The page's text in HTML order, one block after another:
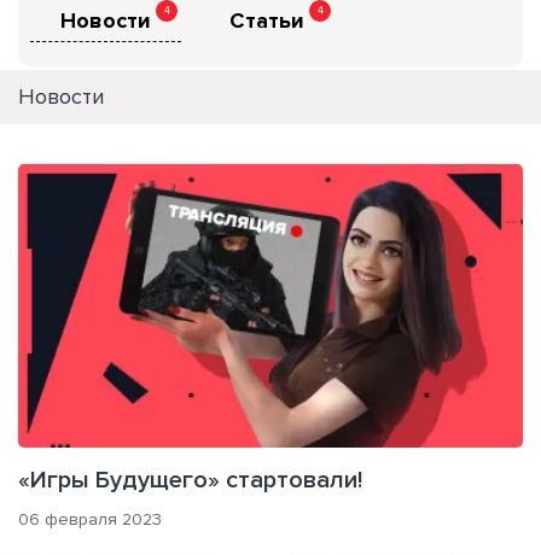
Новости 4 Статьи 4
Новости
«Игры Будущего» стартовали!
06 февраля 2023